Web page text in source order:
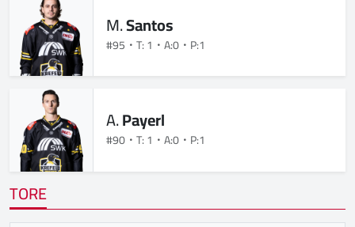
M.Santos
#95 T: 1 A:0 P:1
A.Payerl
#90 T: 1 A:0 P:1
TORE